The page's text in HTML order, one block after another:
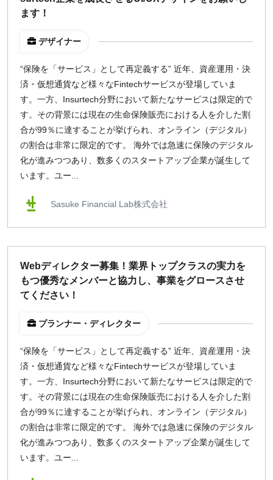
ます！
デザイナー
“保険を「サービス」として再定義する” 近年、資産運用・決
済・仮想通貨など様々なFintechサービスが登場していま
す。一方、Insurtech分野において新たなサービスは限定的で
す。その背景には現在の生命保険販売における人を介した割
合が99％に達することが挙げられ、オンライン（デジタル）
の割合は非常に限定的です。 海外では急速に保険のデジタル
化が進みつつあり、数多くのスタートアップ企業が誕生して
います。ユー...
Sasuke Financial Lab株式会社
Webディレクター募集！業界トップクラスの実力を
もつ優秀なメンバーと協力し、事業をグロースさせ
てください！
プランナー・ディレクター
“保険を「サービス」として再定義する” 近年、資産運用・決
済・仮想通貨など様々なFintechサービスが登場していま
す。一方、Insurtech分野において新たなサービスは限定的で
す。その背景には現在の生命保険販売における人を介した割
合が99％に達することが挙げられ、オンライン（デジタル）
の割合は非常に限定的です。 海外では急速に保険のデジタル
化が進みつつあり、数多くのスタートアップ企業が誕生して
います。ユー...